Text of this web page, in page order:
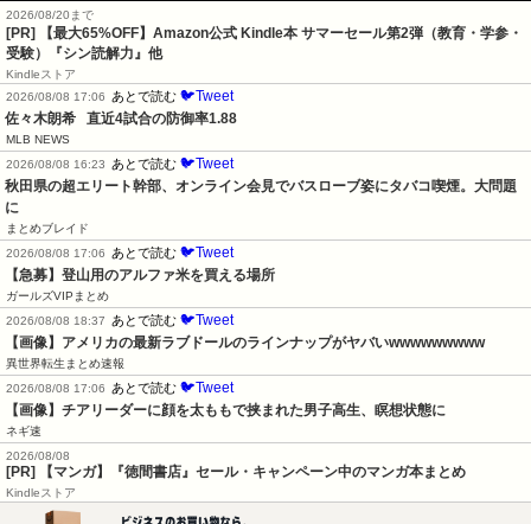
2026/08/20まで
[PR]
【最大65%OFF】Amazon公式 Kindle本 サマーセール第2弾（教育・学参・
受験）『シン読解力』他
Kindleストア
2026/08/08 17:06
あとで読む 🐦Tweet
佐々木朗希   直近4試合の防御率1.88
MLB NEWS
2026/08/08 16:23
あとで読む 🐦Tweet
秋田県の超エリート幹部、オンライン会見でバスローブ姿にタバコ喫煙。大問題
に
まとめブレイド
2026/08/08 17:06
あとで読む 🐦Tweet
【急募】登山用のアルファ米を買える場所
ガールズVIPまとめ
2026/08/08 18:37
あとで読む 🐦Tweet
【画像】アメリカの最新ラブドールのラインナップがヤバいwwwwwwwww
異世界転生まとめ速報
2026/08/08 17:06
あとで読む 🐦Tweet
【画像】チアリーダーに顔を太ももで挟まれた男子高生、瞑想状態に
ネギ速
2026/08/08
[PR] 【マンガ】『徳間書店』セール・キャンペーン中のマンガ本まとめ
Kindleストア